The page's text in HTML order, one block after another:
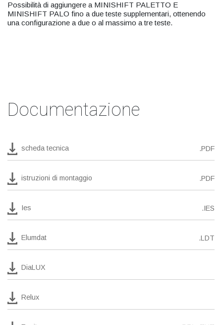
Possibilità di aggiungere a MINISHIFT PALETTO E
MINISHIFT PALO fino a due teste supplementari, ottenendo
una configurazione a due o al massimo a tre teste.
Documentazione
scheda tecnica .PDF
istruzioni di montaggio .PDF
Ies .IES
Elumdat .LDT
DiaLUX
Relux